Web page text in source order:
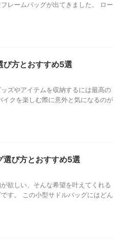
レームバッグが出てきました。 ロー
び方とおすすめ5選
ズやアイテムを収納するには最高の
クを楽しむ際に意外と気になるのが
選び方とおすすめ5選
欲しい、そんな希望を叶えてくれる
す。 この小型サドルバッグにはどん